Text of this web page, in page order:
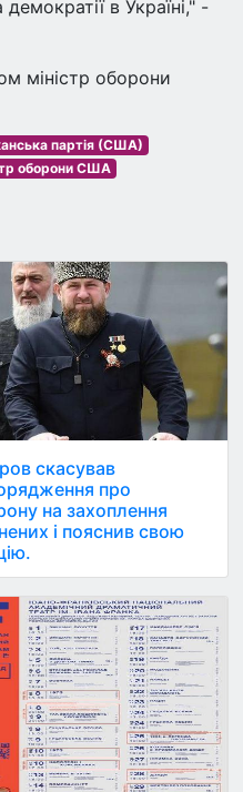
в Україні," -
міністр оборони
партія (США)
оборони США
скасував
про
на захоплення
і пояснив свою